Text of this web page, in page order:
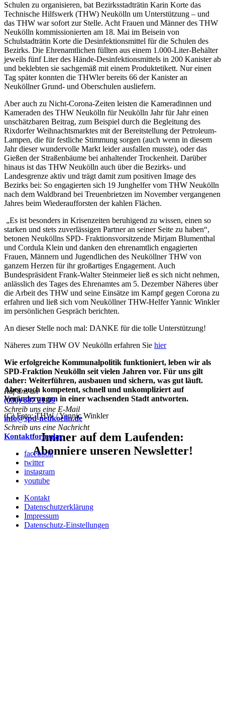
Schulen zu organisieren, bat Bezirksstadträtin Karin Korte das
Technische Hilfswerk (THW) Neukölln um Unterstützung – und
das THW war sofort zur Stelle. Acht Frauen und Männer des THW
Neukölln kommissionierten am 18. Mai im Beisein von
Schulstadträtin Korte die Desinfektionsmittel für die Schulen des
Bezirks. Die Ehrenamtlichen füllten aus einem 1.000-Liter-Behälter
jeweils fünf Liter des Hände-Desinfektionsmittels in 200 Kanister ab
und beklebten sie sachgemäß mit einem Produktetikett. Nur einen
Tag später konnten die THWler bereits 66 der Kanister an
Neuköllner Grund- und Oberschulen ausliefern.
Aber auch zu Nicht-Corona-Zeiten leisten die Kameradinnen und
Kameraden des THW Neukölln für Neukölln Jahr für Jahr einen
unschätzbaren Beitrag, zum Beispiel durch die Begleitung des
Rixdorfer Weihnachtsmarktes mit der Bereitstellung der Petroleum-
Lampen, die für festliche Stimmung sorgen (auch wenn in diesem
Jahr dieser wundervolle Markt leider ausfallen musste), oder das
Gießen der Straßenbäume bei anhaltender Trockenheit. Darüber
hinaus ist das THW Neukölln auch über die Bezirks- und
Landesgrenze aktiv und trägt damit zum positiven Image des
Bezirks bei: So engagierten sich 19 Junghelfer vom THW Neukölln
nach dem Waldbrand bei Treuenbrietzen im November vergangenen
Jahres beim Wiederaufforsten der kahlen Flächen.
„Es ist besonders in Krisenzeiten beruhigend zu wissen, einen so
starken und stets zuverlässigen Partner an seiner Seite zu haben“,
betonen Neuköllns SPD- Fraktionsvorsitzende Mirjam Blumenthal
und Cordula Klein und danken den ehrenamtlich engagierten
Frauen, Männern und Jugendlichen des Neuköllner THW von
ganzem Herzen für ihr großartiges Engagement. Auch
Bundespräsident Frank-Walter Steinmeier ließ es sich nicht nehmen,
anlässlich des Tages des Ehrenamtes am 5. Dezember Näheres über
die Arbeit des THW und seine Einsätze im Kampf gegen Corona zu
erfahren und ließ sich vom Neuköllner THW-Helfer Yannic Winkler
im persönlichen Gespräch berichten.
An dieser Stelle noch mal: DANKE für die tolle Unterstützung!
Näheres zum THW OV Neukölln erfahren Sie hier
Wie erfolgreiche Kommunalpolitik funktioniert, leben wir als
SPD-Fraktion Neukölln seit vielen Jahren vor. Für uns gilt
daher: Weiterführen, ausbauen und sichern, was gut läuft.
Aber auch kompetent, schnell und unkompliziert auf
Veränderungen in einer wachsenden Stadt antworten.
(C) Foto: THW / Yannic Winkler
Immer auf dem Laufenden:
Abonniere unseren Newsletter!
Ruf uns an
(030) 687 21 59
Schreib uns eine E-Mail
info@spd-neukoelln.de
Schreib uns eine Nachricht
Kontaktformular
facebook
twitter
instagram
youtube
Kontakt
Datenschutzerklärung
Impressum
Datenschutz-Einstellungen